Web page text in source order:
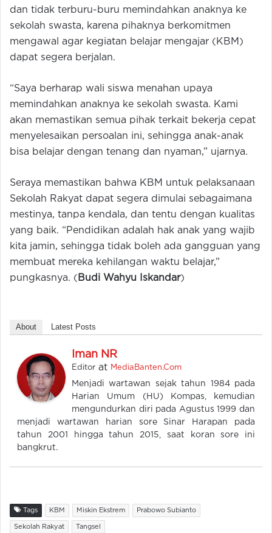
dan tidak terburu-buru memindahkan anaknya ke
sekolah swasta, karena pihaknya berkomitmen
mengawal agar kegiatan belajar mengajar (KBM)
dapat segera berjalan.
“Saya berharap wali siswa menahan upaya
memindahkan anaknya ke sekolah swasta. Kami
akan memastikan semua pihak terkait bekerja cepat
menyelesaikan persoalan ini, sehingga anak-anak
bisa belajar dengan tenang dan nyaman,” ujarnya.
Seraya memastikan bahwa KBM untuk pelaksanaan
Sekolah Rakyat dapat segera dimulai sebagaimana
mestinya, tanpa kendala, dan tentu dengan kualitas
yang baik. “Pendidikan adalah hak anak yang wajib
kita jamin, sehingga tidak boleh ada gangguan yang
membuat mereka kehilangan waktu belajar,”
pungkasnya. ( Budi Wahyu Iskandar)
About Latest Posts
Iman NR
Editor at MediaBanten.Com
Menjadi wartawan sejak tahun 1984 pada
Harian Umum (HU) Kompas, kemudian
mengundurkan diri pada Agustus 1999 dan
menjadi wartawan harian sore Sinar Harapan pada
tahun 2001 hingga tahun 2015, saat koran sore ini
bangkrut.
Tags KBM Miskin Ekstrem Prabowo Subianto
Sekolah Rakyat Tangsel